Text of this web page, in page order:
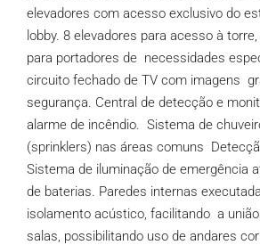
elevadores com acesso exclusivo do
lobby. 8 elevadores para acesso à
para portadores de necessidades
circuito fechado de TV com imagens
segurança. Central de detecção e
alarme de incêndio. Sistema de
(sprinklers) nas áreas comuns
Sistema de iluminação de emergência
de baterias. Paredes internas
isolamento acústico, facilitando a
salas, possibilitando uso de andares